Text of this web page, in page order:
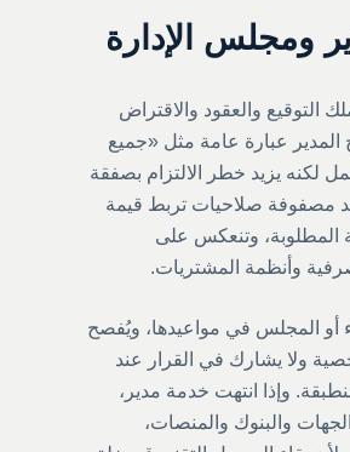
ومجلس الإدارة
التوقيع والعقود والاقتراض
عبارة عامة مثل «جميع
لكنه يزيد خطر الالتزام بصفقة
مصفوفة صلاحيات تربط قيمة
المطلوبة، وتنعكس على
وأنظمة المشتريات.
أو المجلس في مواعيدها، ويُفصح
ولا يشارك في القرار عند
وإذا انتهت خدمة مدير،
والبنوك والمنصات،